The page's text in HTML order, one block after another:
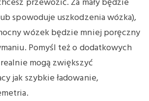
spowoduje uszkodzenia wózka),
wózek będzie mniej poręczny
Pomyśl też o dodatkowych
mogą zwiększyć
jak szybkie ładowanie,